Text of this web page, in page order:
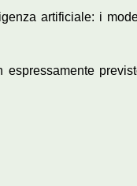
artificiale: i
espressamente